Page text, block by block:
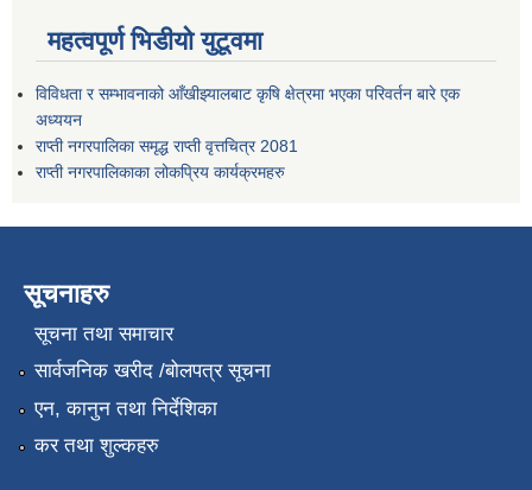
महत्वपूर्ण भिडीयो युटूवमा
विविधता र सम्भावनाको आँखीझ्यालबाट कृषि क्षेत्रमा भएका परिवर्तन बारे एक
अध्ययन
राप्ती नगरपालिका समृद्ध राप्ती वृत्तचित्र 2081
राप्ती नगरपालिकाका लोकप्रिय कार्यक्रमहरु
सूचनाहरु
सूचना तथा समाचार
सार्वजनिक खरीद /बोलपत्र सूचना
एन, कानुन तथा निर्देशिका
कर तथा शुल्कहरु